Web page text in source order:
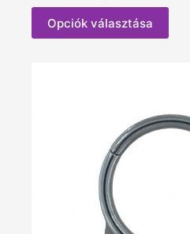
Opciók választása
terméknek